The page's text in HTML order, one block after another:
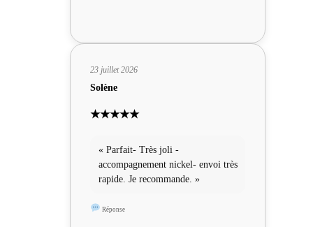
23 juillet 2026
Solène
★★★★★
« Parfait- Très joli -
accompagnement nickel- envoi très
rapide. Je recommande. »
Réponse